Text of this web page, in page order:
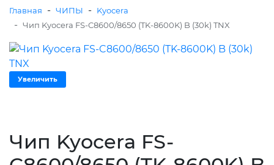
Главная - ЧИПЫ - Kyocera
- Чип Kyocera FS-C8600/8650 (TK-8600K) B (30k) TNX
Увеличить
Чип Kyocera FS-